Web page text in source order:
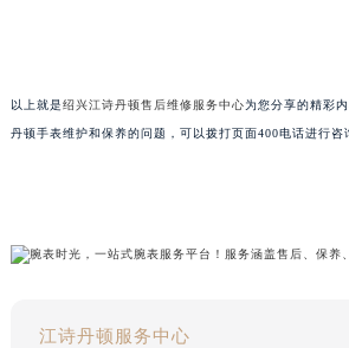
以上就是绍兴江诗丹顿售后维修服务中心为您分享的精彩
丹顿手表维护和保养的问题，可以拨打页面400电话进行咨
江诗丹顿服务中心